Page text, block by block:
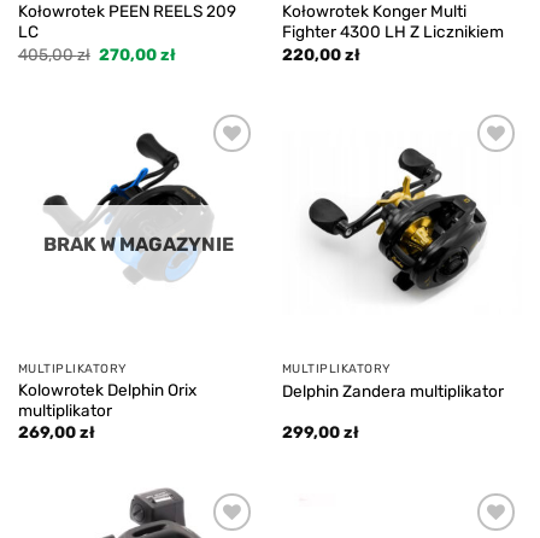
Kołowrotek PEEN REELS 209
LC
405,00zł Pierwotna
270,00złAktualna
Kołowrotek Konger Multi
Fighter 4300 LH Z Licznikiem
220,00zł
BRAK W MAGAZYNIE
MULTIPLIKATORY
Kolowrotek Delphin Orix
multiplikator
269,00zł
MULTIPLIKATORY
Delphin Zandera multiplikator
299,00zł